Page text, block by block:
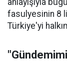
anlayışıyla
fasulyesinin 8
Türkiye'yi